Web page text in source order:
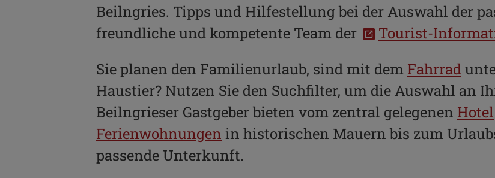
Beilngries. Tipps und Hilfestellung bei der Auswahl der
freundliche und kompetente Team der
Tourist-
Sie planen den Familienurlaub, sind mit dem Fahrrad
Haustier? Nutzen Sie den Suchfilter, um die Auswahl an
Beilngrieser Gastgeber bieten vom zentral gelegenen Hotel
Ferienwohnungen in historischen Mauern bis zum
passende Unterkunft.